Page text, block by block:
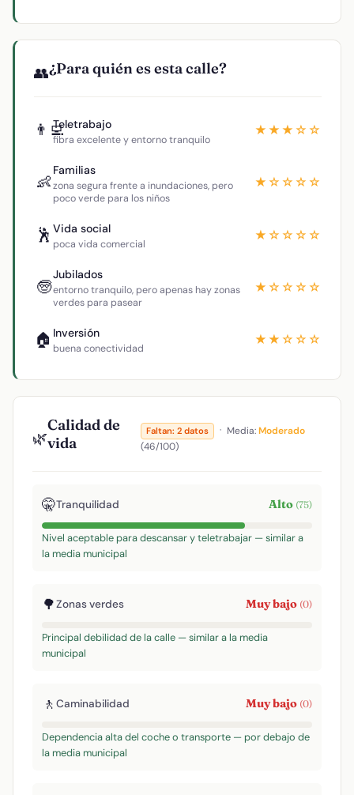
👥¿Para quién es esta calle?
👨‍💻Teletrabajo
fibra excelente y entorno tranquilo
★★★☆☆
👶
Familias
zona segura frente a inundaciones, pero
poco verde para los niños
★☆☆☆☆
🕺 Vida social
poca vida comercial
★☆☆☆☆
🧓
Jubilados
entorno tranquilo, pero apenas hay zonas
verdes para pasear
★☆☆☆☆
🏠 Inversión
buena conectividad
★★☆☆☆
🌿
Calidad de
vida
Faltan: 2 datos · Media:Moderado
(46/100)
🤫Tranquilidad Alto (75)
Nivel aceptable para descansar y teletrabajar — similar a
la media municipal
🌳Zonas verdes Muy bajo (0)
Principal debilidad de la calle — similar a la media
municipal
🚶 Caminabilidad Muy bajo (0)
Dependencia alta del coche o transporte — por debajo de
la media municipal